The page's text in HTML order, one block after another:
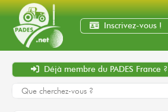
Inscrivez-vous !
Déjà membre du PADES France ?